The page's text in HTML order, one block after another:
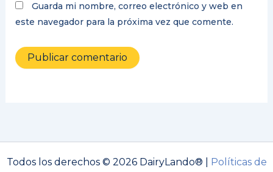
Guarda mi nombre, correo electrónico y web en
este navegador para la próxima vez que comente.
Todos los derechos © 2026 DairyLando® | Políticas de